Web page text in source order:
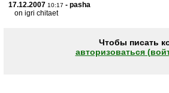
17.12.2007 10:17 - pasha
on igri chitaet
Чтобы писать
авторизоваться